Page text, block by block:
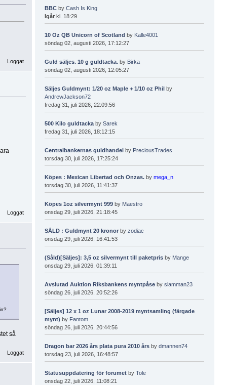
Loggat
Loggat
så
Loggat
BBC byCash Is King
Igår kl. 18:29
10 Oz QB Unicorn of Scotland by Kalle4001
söndag 02, augusti 2026, 17:12:27
Guld säljes. 10 g guldtacka. by Birka
söndag 02, augusti 2026, 12:05:27
Säljes Guldmynt: 1/20 oz Maple + 1/10 oz Phil by
AndrewJackson72
fredag 31, juli 2026, 22:09:56
500 Kilo guldtacka bySarek
fredag 31, juli 2026, 18:12:15
Centralbankernas guldhandel by PreciousTrades
torsdag 30, juli 2026, 17:25:24
Köpes : Mexican Libertad och Onzas. bymega_n
torsdag 30, juli 2026, 11:41:37
Köpes 1oz silvermynt 999 by Maestro
onsdag 29, juli 2026, 21:18:45
SÅLD : Guldmynt 20 kronorbyzodiac
onsdag 29, juli 2026, 16:41:53
(Såld)[Säljes]: 3,5 oz silvermynt till paketpris by Mange
onsdag 29, juli 2026, 01:39:11
Avslutad Auktion Riksbankens myntpåse byslamman23
söndag 26, juli 2026, 20:52:26
[Säljes] 12 x 1 oz Lunar 2008-2019 myntsamling (färgade
mynt) by Fantom
söndag 26, juli 2026, 20:44:56
Dragon bar 2026 års plata pura 2010 års bydmannen74
torsdag 23, juli 2026, 16:48:57
Statusuppdatering för forumet byTole
onsdag 22, juli 2026, 11:08:21